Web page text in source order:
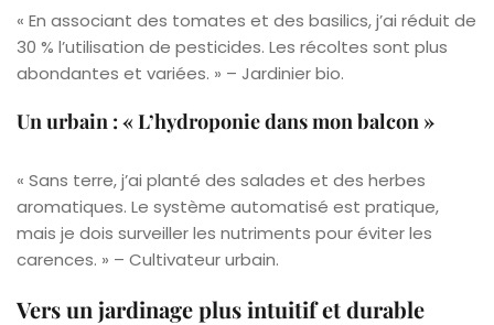
« En associant des tomates et des basilics, j’ai réduit de
30 % l’utilisation de pesticides. Les récoltes sont plus
abondantes et variées. » – Jardinier bio.
Un urbain : « L’hydroponie dans mon balcon »
« Sans terre, j’ai planté des salades et des herbes
aromatiques. Le système automatisé est pratique,
mais je dois surveiller les nutriments pour éviter les
carences. » – Cultivateur urbain.
Vers un jardinage plus intuitif et durable